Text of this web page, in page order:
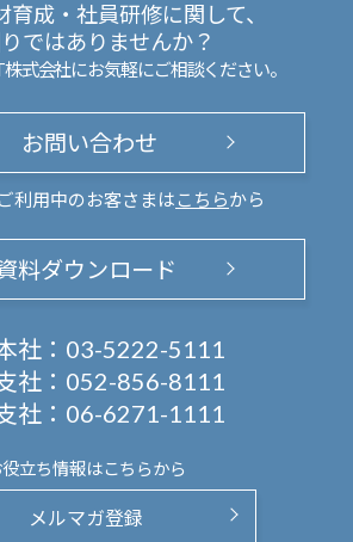
育成・社員研修に関して、
ではありませんか？
株式会社にお気軽にご相談ください。
お問い合わせ
利用中のお客さまは こちらから
料ダウンロード
社： 03-5222-5111
社： 052-856-8111
社： 06-6271-1111
役立ち情報はこちらから
メルマガ登録